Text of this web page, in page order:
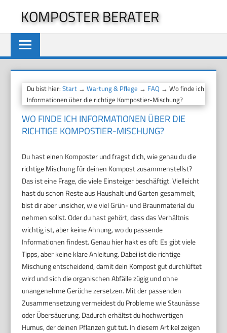
springen
KOMPOSTER BERATER
Du bist hier:Start →Wartung & Pflege → FAQ → Wo finde ich
Informationen über die richtige Kompostier-Mischung?
WO FINDE ICH INFORMATIONEN ÜBER DIE
RICHTIGE KOMPOSTIER-MISCHUNG?
Du hast einen Komposter und fragst dich, wie genau du die
richtige Mischung für deinen Kompost zusammenstellst?
Das ist eine Frage, die viele Einsteiger beschäftigt. Vielleicht
hast du schon Reste aus Haushalt und Garten gesammelt,
bist dir aber unsicher, wie viel Grün- und Braunmaterial du
nehmen sollst. Oder du hast gehört, dass das Verhältnis
wichtig ist, aber keine Ahnung, wo du passende
Informationen findest. Genau hier hakt es oft: Es gibt viele
Tipps, aber keine klare Anleitung. Dabei ist die richtige
Mischung entscheidend, damit dein Kompost gut durchlüftet
wird und sich die organischen Abfälle zügig und ohne
unangenehme Gerüche zersetzen. Mit der passenden
Zusammensetzung vermeidest du Probleme wie Staunässe
oder Übersäuerung. Dadurch erhältst du hochwertigen
Humus, der deinen Pflanzen gut tut. In diesem Artikel zeigen